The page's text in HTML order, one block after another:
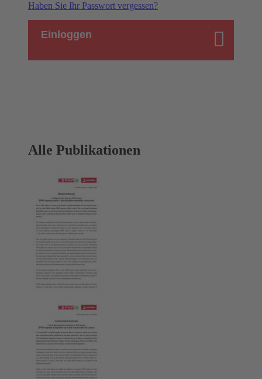
Haben Sie Ihr Passwort vergessen?
Einloggen
Alle Publikationen